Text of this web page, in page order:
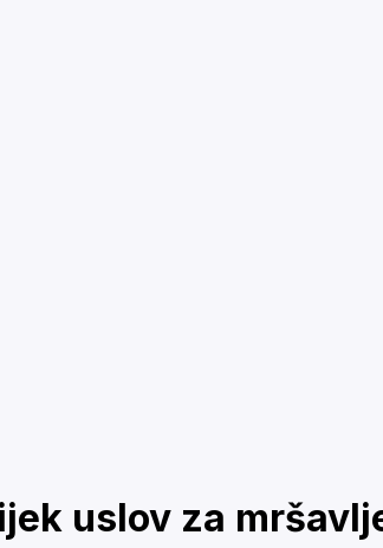
uslov za